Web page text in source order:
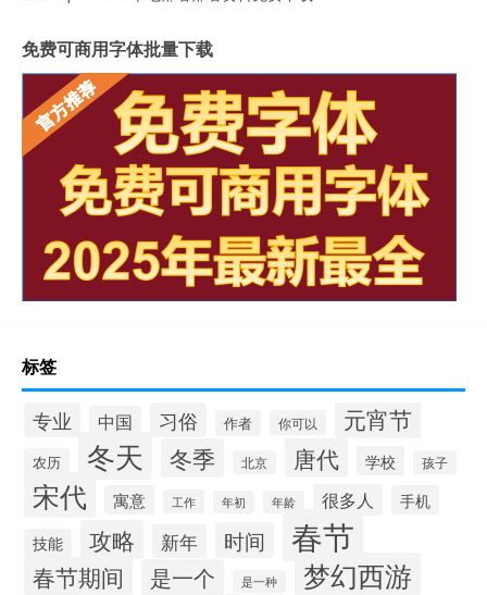
免费可商用字体批量下载
标签
专业 中国 习俗 作者 你可以 元宵节
农历 冬天 冬季 北京 唐代 学校 孩子
宋代 寓意 工作 年初 年龄 很多人 手机
技能 攻略 新年 时间 春节
春节期间 是一个 是一种 梦幻西游